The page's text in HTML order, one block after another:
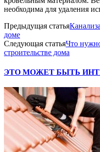
необходима для удаления
Предыдущая статья
доме
Следующая статьяЧто
строительстве дома
ЭТО МОЖЕТ БЫТЬ